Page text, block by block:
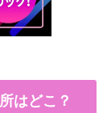
はどこ？